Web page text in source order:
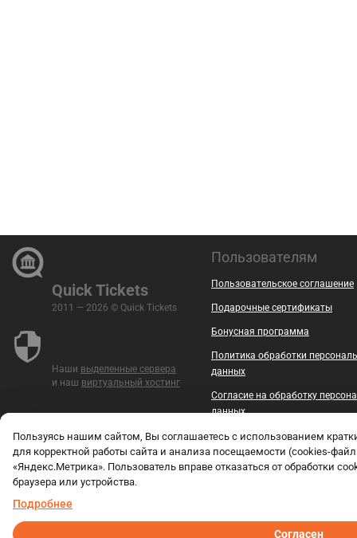
Quick Tickets
2011 — 2026 © Quick Tickets
Наши выделенные сервера
и наш виртуальный хостинг
Пользователям
Пользовательское соглашение
Подарочные сертификаты
Бонусная программа
Политика обработки
данных
Согласие на обработку
данных
Безопасность
Контакты
Пользуясь нашим сайтом, Вы соглашаетесь с использованием
для корректной работы сайта и анализа посещаемости (cookies-
«Яндекс.Метрика». Пользователь вправе отказаться от обработки
браузера или устройства.
Подробнее
Согласен